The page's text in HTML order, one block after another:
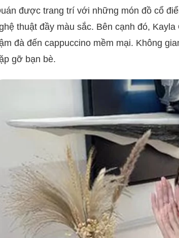
được trang trí với những món đồ cổ
thuật đầy màu sắc. Bên cạnh đó,
đà đến cappuccino mềm mại. Không
gỡ bạn bè.